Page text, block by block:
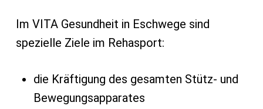
Im VITA Gesundheit in Eschwege sind
spezielle Ziele im Rehasport:
die Kräftigung des gesamten Stütz- und
Bewegungsapparates